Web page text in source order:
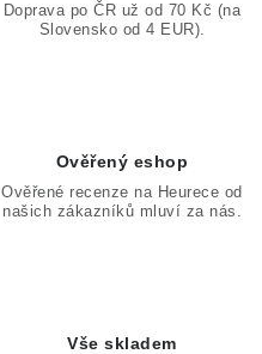
Doprava po ČR už od 70 Kč (na
Slovensko od 4 EUR).
Ověřený eshop
Ověřené recenze na Heurece od
našich zákazníků mluví za nás.
Vše skladem